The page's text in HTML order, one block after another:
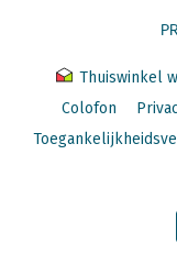
Thuiswinkel
Colofon